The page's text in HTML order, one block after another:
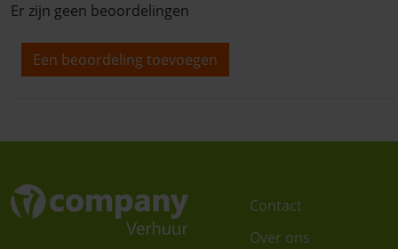
Er zijn geen beoordelingen
Een beoordeling toevoegen
Contact
Over ons